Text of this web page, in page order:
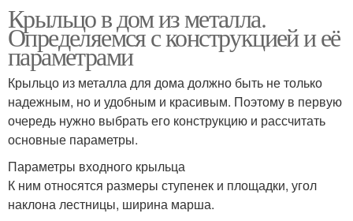
Крыльцо в дом из металла.
Определяемся с конструкцией и её
параметрами
Крыльцо из металла для дома должно быть не только
надежным, но и удобным и красивым. Поэтому в первую
очередь нужно выбрать его конструкцию и рассчитать
основные параметры.
Параметры входного крыльца
К ним относятся размеры ступенек и площадки, угол
наклона лестницы, ширина марша.